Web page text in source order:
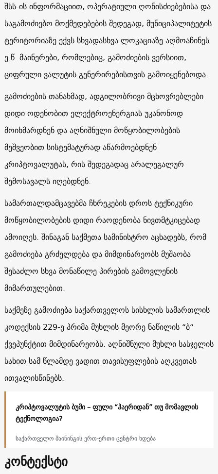
შსს-ის ინფორმაციით, ოპერატიული ღონისძიებებისა და
საგამოძიებო მოქმედებების შედეგად, მუნიციპალიტეტის
ტერიტორიაზე ექვს სხვადასხვა ლოკაციაზე აღმოაჩინეს
ე.წ. მაინერები, რომლებიც, გამოძიების ვერსიით,
ციფრული ვალუტის გენერირებისთვის გამოიყენებოდა.
გამოძიების თანახმად, ადგილობრივი მცხოვრებლები
დიდი ოდენობით ელექტროენერგიას უკანონოდ
მოიხმარდნენ და აღნიშნული მოწყობილობების
მეშვეობით სისტემატურად აწარმოებდნენ
კრიპტოვალუტას, რის შედეგადაც არალეგალურ
შემოსავალს იღებდნენ.
სამართალდამცავებმა ჩხრეკების დროს ტექნიკური
მოწყობილობების დიდი რაოდენობა ნივთმტკიცებად
ამოიღეს. შინაგან საქმეთა სამინისტრო აცხადებს, რომ
გამოძიება გრძელდება და მიმდინარეობს მუშაობა
შესაძლო სხვა მონაწილე პირების გამოვლენის
მიმართულებით.
საქმეზე გამოძიება საქართველოს სისხლის სამართლის
კოდექსის 229-ე პრიმა მუხლის მეორე ნაწილის “ბ“
ქვეპუნქტით მიმდინარეობს. აღნიშნული მუხლი სასჯელის
სახით სამ წლამდე ვადით თავისუფლების აღკვეთას
ითვალისწინებს.
კრიპტოვალუტის ბუმი – ფული “ჰაერიდან” თუ მომავლის
ტექნოლოგია?
საქართველო მაინინგის ერთ-ერთი ცენტრი ხდება
კონტექსტი